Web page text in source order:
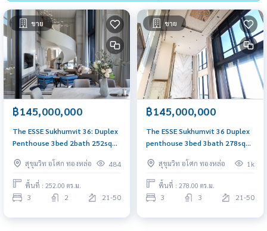
ขาย
฿145,000,000
The ESSE Sukhumvit 36: Duplex
Penthouse 3bed 2bath 252sqm.
สุขุมวิท อโศก ทองหล่อ
484
พื้นที่ : 252.00 ตร.ม.
3 2 21-50
ขาย
฿145,000,000
The ESSE Sukhumvit 36 Duplex
penthouse 3bed 3bath 278sqm.
สุขุมวิท อโศก ทองหล่อ
1k
พื้นที่ : 278.00 ตร.ม.
3 3 21-50